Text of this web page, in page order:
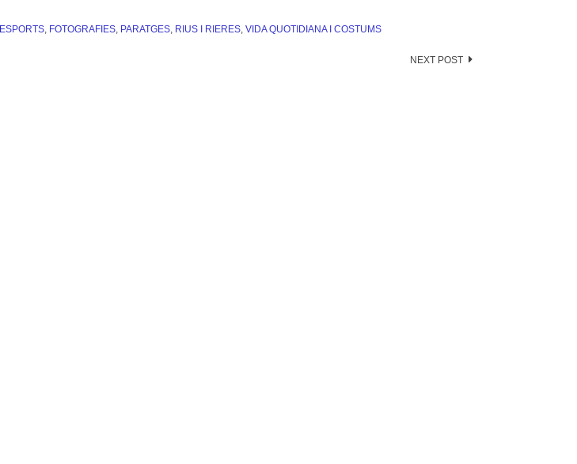
ESPORTS, FOTOGRAFIES, PARATGES, RIUS I RIERES, VIDA QUOTIDIANA I COSTUMS
NEXT POST